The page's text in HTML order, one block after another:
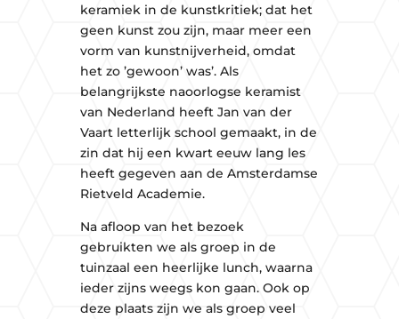
keramiek in de kunstkritiek; dat het
geen kunst zou zijn, maar meer een
vorm van kunstnijverheid, omdat
het zo ’gewoon’ was’. Als
belangrijkste naoorlogse keramist
van Nederland heeft Jan van der
Vaart letterlijk school gemaakt, in de
zin dat hij een kwart eeuw lang les
heeft gegeven aan de Amsterdamse
Rietveld Academie.
Na afloop van het bezoek
gebruikten we als groep in de
tuinzaal een heerlijke lunch, waarna
ieder zijns weegs kon gaan. Ook op
deze plaats zijn we als groep veel